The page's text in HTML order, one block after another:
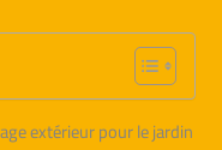
extérieur pour le jardin